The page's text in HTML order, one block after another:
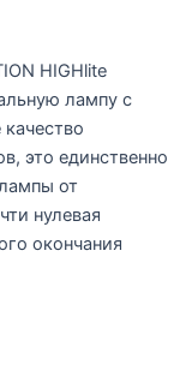
HIGHlite
лампу с
это единственно
от
нулевая
окончания